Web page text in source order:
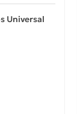
Universal